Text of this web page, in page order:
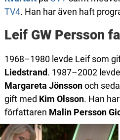
TV4. Han har även haft
Leif GW Persson
1968–1980 levde Leif som
Liedstrand. 1987–2002
Margareta Jönssonoch
gift med Kim Olsson. Han
författaren Malin Persson